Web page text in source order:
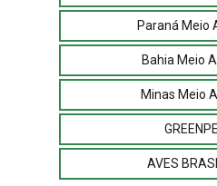
Paraná Meio
Bahia Meio
Minas Meio
AVES